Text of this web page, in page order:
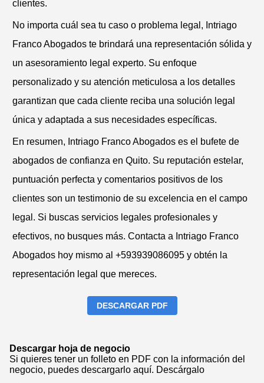
clientes.
No importa cuál sea tu caso o problema legal, Intriago
Franco Abogados te brindará una representación sólida y
un asesoramiento legal experto. Su enfoque
personalizado y su atención meticulosa a los detalles
garantizan que cada cliente reciba una solución legal
única y adaptada a sus necesidades específicas.
En resumen, Intriago Franco Abogados es el bufete de
abogados de confianza en Quito. Su reputación estelar,
puntuación perfecta y comentarios positivos de los
clientes son un testimonio de su excelencia en el campo
legal. Si buscas servicios legales profesionales y
efectivos, no busques más. Contacta a Intriago Franco
Abogados hoy mismo al +593939086095 y obtén la
representación legal que mereces.
DESCARGAR PDF
Descargar hoja de negocio
Si quieres tener un folleto en PDF con la información del
negocio, puedes descargarlo aquí. Descárgalo